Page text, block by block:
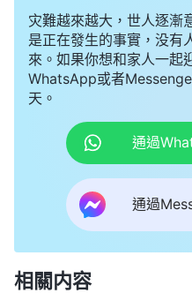
灾難越來越大，世人逐漸
是正在發生的事實，没有
來。如果你想和家人一起
WhatsApp或者
天。
通過
通過
相關内容